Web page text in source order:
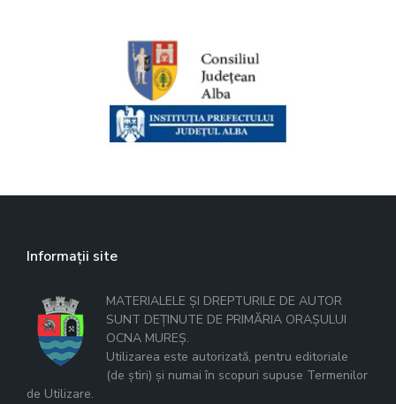
Informații site
MATERIALELE ȘI DREPTURILE DE AUTOR
SUNT DEȚINUTE DE PRIMĂRIA ORAȘULUI
OCNA MUREȘ.
Utilizarea este autorizată, pentru editoriale
(de știri) și numai în scopuri supuse Termenilor
de Utilizare.